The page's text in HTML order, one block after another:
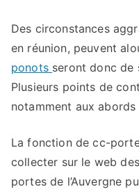
Des circonstances
en réunion, peuvent
ponots seront donc de
Plusieurs points de
notamment aux
La fonction de cc-
collecter sur le web
portes de l’Auvergne